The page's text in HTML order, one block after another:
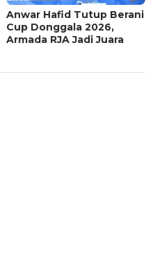
Anwar Hafid Tutup Berani
Cup Donggala 2026,
Armada RJA Jadi Juara